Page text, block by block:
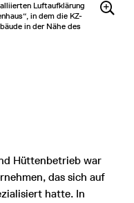
Luftaufklärung
in dem die KZ-
in der Nähe des
Hüttenbetrieb war
das sich auf
hatte. In